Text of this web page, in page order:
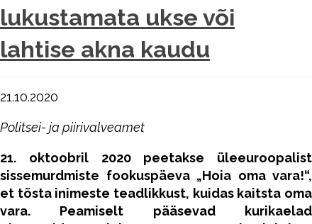
lukustamata ukse või
lahtise akna kaudu
21.10.2020
Politsei- ja piirivalveamet
21. oktoobril 2020 peetakse üleeuroopalist
sissemurdmiste fookuspäeva „Hoia oma vara!“,
et tõsta inimeste teadlikkust, kuidas kaitsta oma
vara. Peamiselt pääsevad kurikaelad